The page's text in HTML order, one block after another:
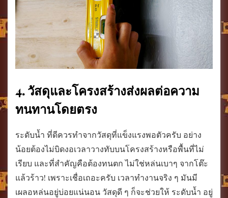
4. วัสดุและโครงสร้างส่งผลต่อความ
ทนทานโดยตรง
ระดับน้ำ ที่ดีควรทำจากวัสดุที่แข็งแรงพอตัวครับ อย่าง
น้อยต้องไม่บิดงอเวลาวางทับบนโครงสร้างหรือพื้นที่ไม่
เรียบ และที่สำคัญคือต้องทนตก ไม่ใช่หล่นเบาๆ จากโต๊ะ
แล้วร้าว! เพราะเชื่อเถอะครับ เวลาทำงานจริง ๆ มันมี
เผลอหล่นอยู่บ่อยแน่นอน วัสดุดี ๆ ก็จะช่วยให้ ระดับน้ำ อยู่